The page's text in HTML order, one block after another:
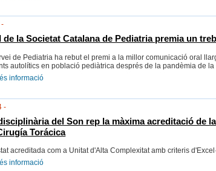
-
de la Societat Catalana de Pediatria premia un
de Pediatria ha rebut el premi a la millor comunicació oral
autolítics en població pediàtrica després de la pandèmia de la
informació
-
del Son rep la màxima acreditació de
Torácica
acreditada com a Unitat d'Alta Complexitat amb criteris
informació